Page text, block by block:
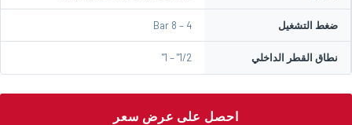
ضغط التشغيل 4 – 8 Bar
نطاق القطر الداخلي 1/2" – 1"
احصل على عرض سعر